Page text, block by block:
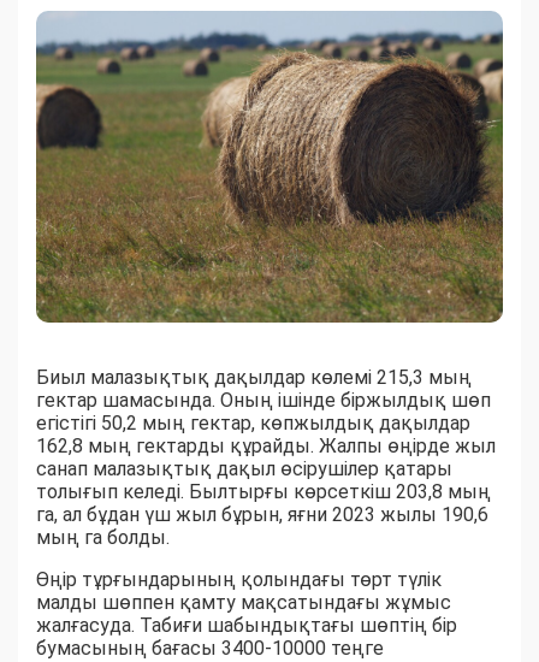
Биыл малазықтық дақылдар көлемі 215,3 мың
гектар шамасында. Оның ішінде біржылдық шөп
егістігі 50,2 мың гектар, көпжылдық дақылдар
162,8 мың гектарды құрайды. Жалпы өңірде жыл
санап малазықтық дақыл өсірушілер қатары
толығып келеді. Былтырғы көрсеткіш 203,8 мың
га, ал бұдан үш жыл бұрын, яғни 2023 жылы 190,6
мың га болды.
Өңір тұрғындарының қолындағы төрт түлік
малды шөппен қамту мақсатындағы жұмыс
жалғасуда. Табиғи шабындықтағы шөптің бір
бумасының бағасы 3400-10000 теңге